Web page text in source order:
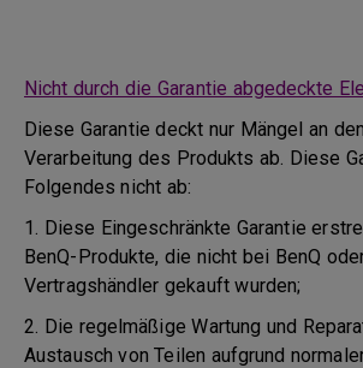
Nicht durch die Garantie abgedeckte
Diese Garantie deckt nur Mängel an
Verarbeitung des Produkts ab. Diese
Folgendes nicht ab:
1. Diese Eingeschränkte Garantie
BenQ-Produkte, die nicht bei BenQ
Vertragshändler gekauft wurden;
2. Die regelmäßige Wartung und
Austausch von Teilen aufgrund